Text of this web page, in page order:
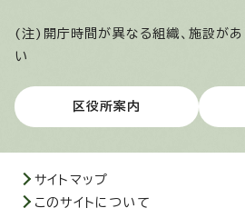
(注)開庁時間が異なる組織、施設が
い
区役所案内
サイトマップ
このサイトについて